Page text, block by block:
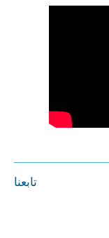
تابعنا